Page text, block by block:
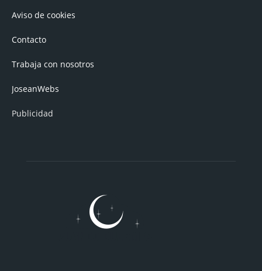
Aviso de cookies
Contacto
Trabaja con nosotros
JoseanWebs
Publicidad